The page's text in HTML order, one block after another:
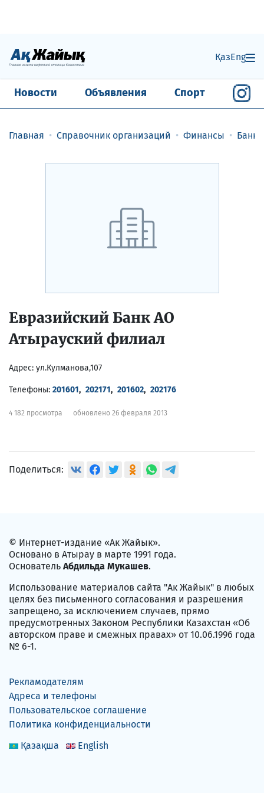
ҚазEng
Новости Объявления Спорт
Главная Справочник организаций Финансы Банки
Евразийский Банк АО
Атырауский филиал
Адрес: ул.Кулманова,107
Телефоны: 201601, 202171, 201602, 202176
4 182 просмотра обновлено 26 февраля 2013
Поделиться:
© Интернет-издание «Ак Жайык».
Основано в Атырау в марте 1991 года.
Основатель Абдильда Мукашев.
Использование материалов сайта "Ак Жайык" в любых
целях без письменного согласования и разрешения
запрещено, за исключением случаев, прямо
предусмотренных Законом Республики Казахстан «Об
авторском праве и смежных правах» от 10.06.1996 года
№ 6-1.
Рекламодателям
Адреса и телефоны
Пользовательское соглашение
Политика конфиденциальности
Қазақша
English